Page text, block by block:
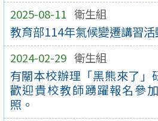
2025-08-11 衛生組
教育部114年氣候變遷講習活
2024-02-29 衛生組
有關本校辦理「黑熊來了」
歡迎貴校教師踴躍報名參
照。